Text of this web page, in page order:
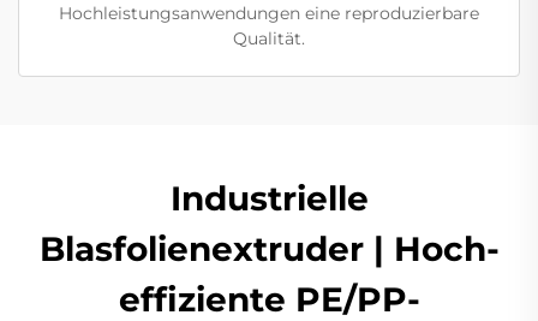
Hochleistungsanwendungen eine reproduzierbare
Qualität.
Industrielle
Blasfolienextruder | Hoch-
effiziente PE/PP-